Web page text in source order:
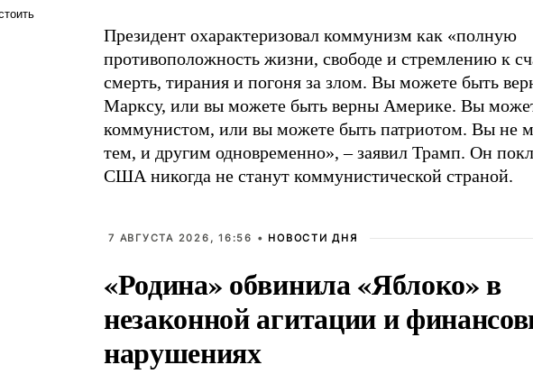
Президент охарактеризовал коммунизм как «полную
противоположность жизни, свободе и стремлению к
смерть, тирания и погоня за злом. Вы можете быть
Марксу, или вы можете быть верны Америке. Вы
коммунистом, или вы можете быть патриотом. Вы не
тем, и другим одновременно», – заявил Трамп. Он
США никогда не станут коммунистической страной.
7 АВГУСТА 2026, 16:56 • НОВОСТИ ДНЯ
«Родина» обвинила «Яблоко» в
незаконной агитации и
нарушениях